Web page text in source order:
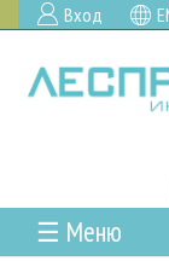
Вход
☰ Меню